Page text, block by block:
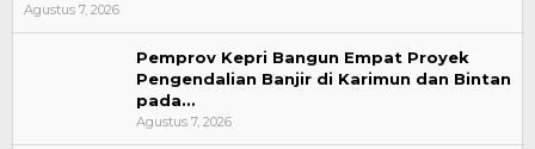
Agustus 7, 2026
Pemprov Kepri Bangun Empat Proyek
Pengendalian Banjir di Karimun dan Bintan
pada…
Agustus 7, 2026